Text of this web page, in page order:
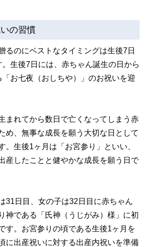
の習慣
るのにベストなタイミングは生後7日
生後7日には、赤ちゃん誕生の日から
お七夜（おしちや）」のお祝いを迎
まれてから数日で亡くなってしまう赤
め、無事な成長を願う大切な日として
。生後1ヶ月は「お宮参り」といい、
産したことと健やかな成長を願う日で
31日目、女の子は32日目に赤ちゃん
神である「氏神（うじがみ）様」に初
す。お宮参りの頃である生後1ヶ月を
に出産祝いに対する出産内祝いを準備